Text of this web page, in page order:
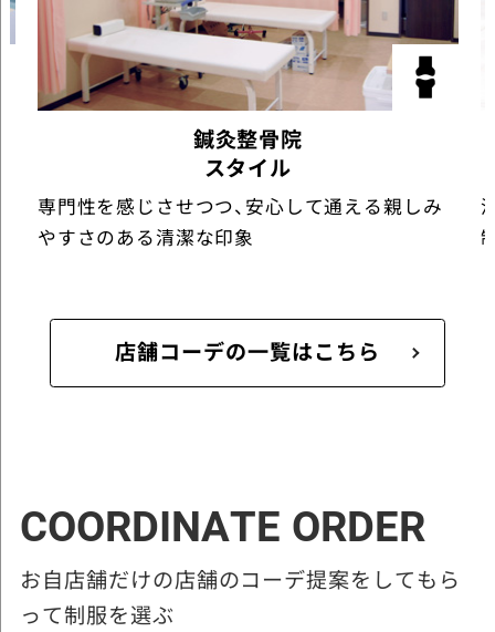
鍼灸整骨院
スタイル
専門性を感じさせつつ、安心して通える親しみ
やすさのある清潔な印象
店舗コーデの一覧はこちら
COORDINATE ORDER
お自店舗だけの店舗のコーデ提案をしてもら
って制服を選ぶ